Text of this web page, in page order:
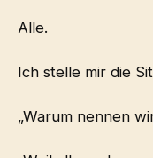
Alle.
Ich stelle mir die
„Warum nennen